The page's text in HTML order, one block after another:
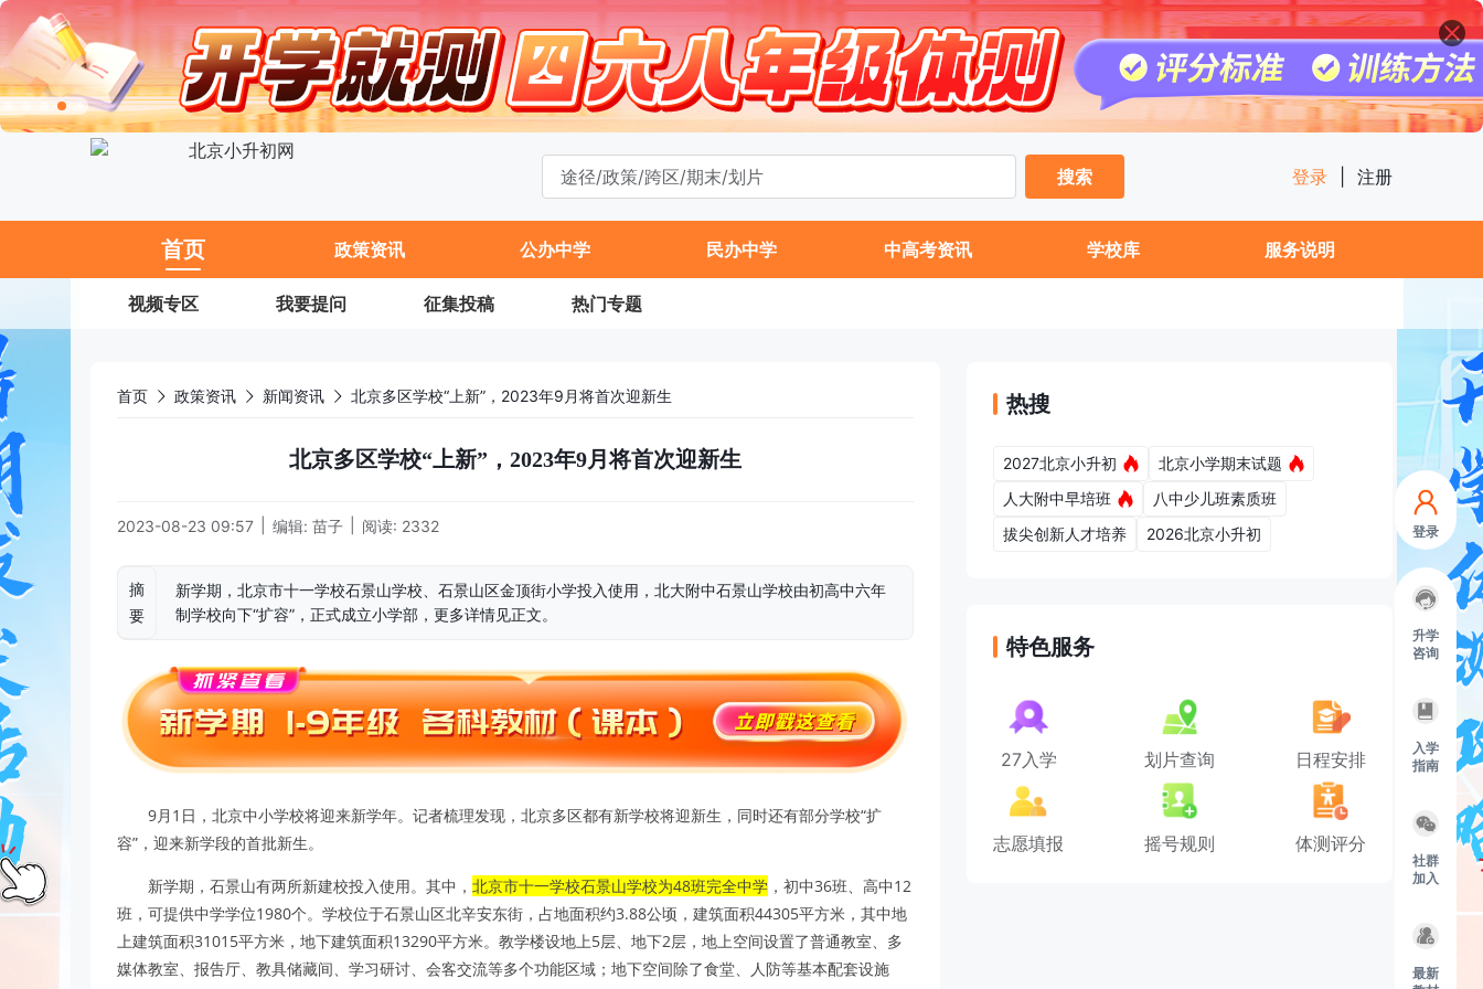
登录
升学
咨询
入学
指南
社群
加入
最新
搜索
登录 注册
首页 政策资讯 公办中学 民办中学 中高考资讯 学校库 服务说明
视频专区 我要提问 征集投稿 热门专题
首页 政策资讯 新闻资讯 北京多区学校“上新”，2023年9月将首次迎新生
北京多区学校“上新”，2023年9月将首次迎新生
2023-08-23 09:57 编辑: 苗子 阅读: 2332
摘
要
新学期，北京市十一学校石景山学校、石景山区金顶街小学投入使用，北大附中石景山学校由初高中六年
制学校向下“扩容”，正式成立小学部，更多详情见正文。
9月1日，北京中小学校将迎来新学年。记者梳理发现，北京多区都有新学校将迎新生，同时还有部分学校“扩
容”，迎来新学段的首批新生。
新学期，石景山有两所新建校投入使用。其中， 北京市十一学校石景山学校为48班完全中学 ，初中36班、高中12
班，可提供中学学位1980个。学校位于石景山区北辛安东街，占地面积约3.88公顷，建筑面积44305平方米，其中地
上建筑面积31015平方米，地下建筑面积13290平方米。教学楼设地上5层、地下2层，地上空间设置了普通教室、多
媒体教室、报告厅、教具储藏间、学习研讨、会客交流等多个功能区域；地下空间除了食堂、人防等基本配套设施
热搜
2027北京小升初
北京小学期末试题
人大附中早培班
八中少儿班素质班
拔尖创新人才培养
2026北京小升初
特色服务
27入学 划片查询 日程安排
志愿填报 摇号规则 体测评分